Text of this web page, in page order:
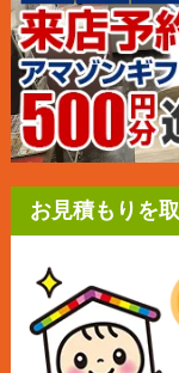
お見積もりを